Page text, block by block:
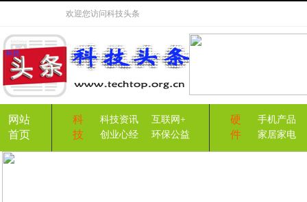
欢迎您访问科技头条
网站
首页
科
技
科技资讯
互联网+
创业心经
环保公益
硬
件
手机产品
家居家电